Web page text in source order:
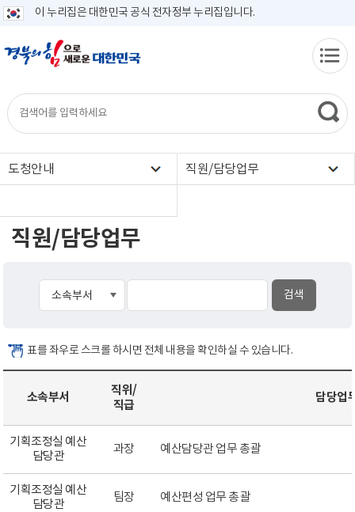
이 누리집은 대한민국 공식 전자정부 누리집입니다.
도청안내 직원/담당업무
직원/담당업무
표를 좌우로 스크롤 하시면 전체 내용을 확인하실 수 있습니다.
소속부서
직위/
직급
담당업
기획조정실 예산
담당관
과장 예산담당관 업무 총괄
기획조정실 예산
담당관
팀장 예산편성 업무 총괄